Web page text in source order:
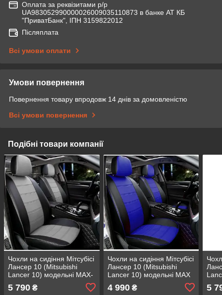
Оплата за реквізитами р/р
UA983052990000026009035110873 в банке АТ КБ
"ПриватБанк", ІПН 3159822012
Післяплата
Всі умови оплати
Умови повернення
Повернення товару впродовж 14 днів за домовленістю
Всі умови повернення
Подібні товари компанії
Чохли на сидіння Мітсубісі
Лансер 10 (Mitsubishi
Lancer 10) модельні MAX-
N з екошкіри Чорно-сірий,
графіт
5 790 ₴
Чохли на сидіння Мітсубісі
Лансер 10 (Mitsubishi
Lancer 10) модельні MAX
4 990₴ 5